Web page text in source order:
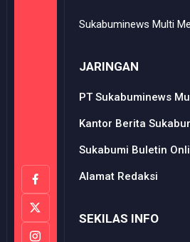
Sukabuminews Multi
JARINGAN
PT Sukabuminews
Kantor Berita
Sukabumi Buletin
Alamat Redaksi
SEKILAS INFO